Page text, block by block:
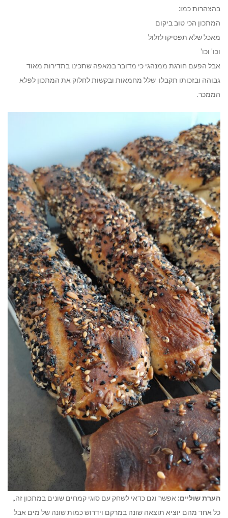
בהצהרות כמו:
המתכון הכי טוב ביקום
מאכל שלא תפסיקו לזלול
וכו' וכו'
אבל הפעם חורגת ממנהגי כי מדובר במאפה שתכינו בתדירות מאוד
גבוהה ובזכותו תקבלו שלל מחמאות ובקשות לחלוק את המתכון לפלא
הממכר.
הערת שוליים: אפשר וגם כדאי לשחק עם סוגי קמחים שונים במתכון זה,
כל אחד מהם יוציא תוצאה שונה במרקם וידרוש כמות שונה של מים אבל